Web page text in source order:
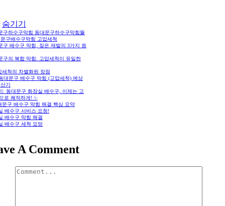
숨기기
구하수구막힘 동대문구하수구막힘뚫
구배수구막힘 고압세척
구 배수구 막힘, 잦은 재발의 3가지 원
구의 복합 막힘: 고압세척이 유일한
세척의 차별화된 장점
대문구 배수구 막힘 (고압세척) 예상
기
: 동대문구 화장실 배수구, 이제는 고
로 쾌적하게! ✨
문구 배수구 막힘 해결 핵심 요약
배수구 서비스 요청!
배수구 막힘 해결
배수구 세척 요망
A Comment